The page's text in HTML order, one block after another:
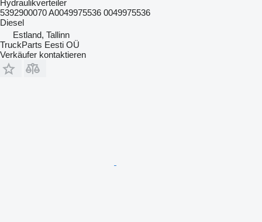
Hydraulikverteiler
5392900070 A0049975536 0049975536
Diesel
Estland, Tallinn
TruckParts Eesti OÜ
Verkäufer kontaktieren